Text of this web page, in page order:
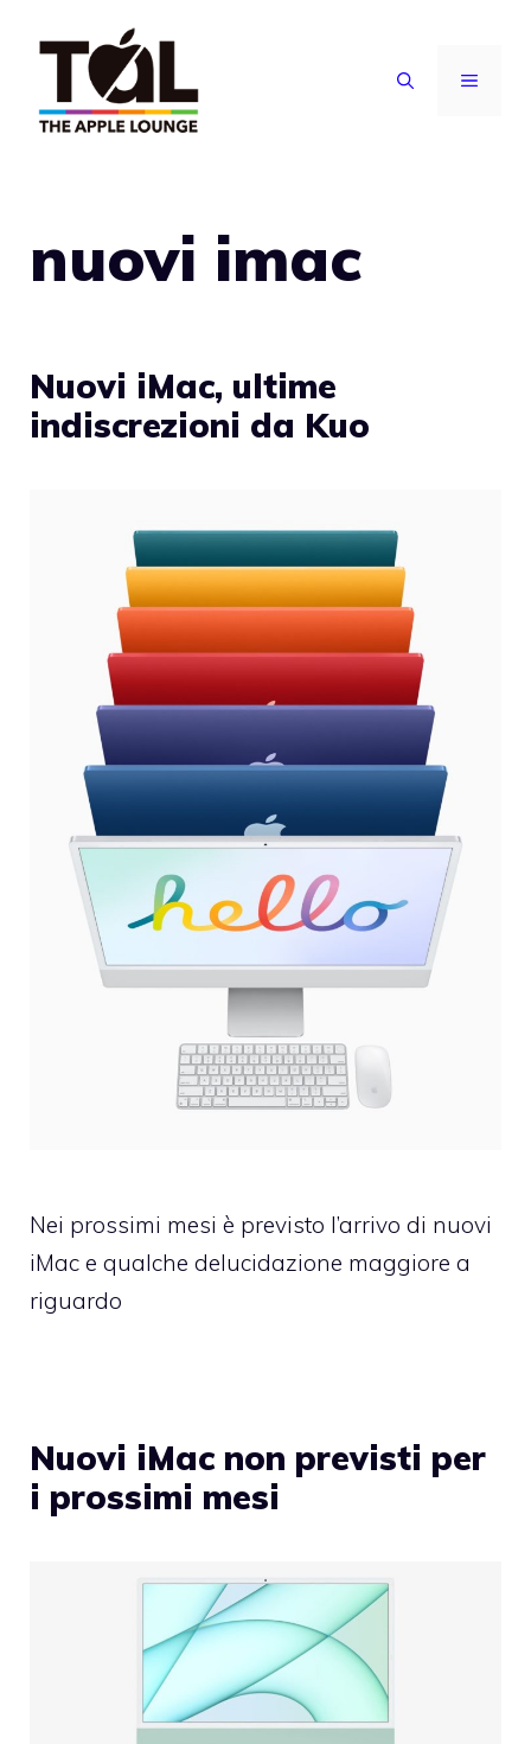
contenuto
MENU
nuovi imac
Nuovi iMac, ultime
indiscrezioni da Kuo
Nei prossimi mesi è previsto l’arrivo di nuovi
iMac e qualche delucidazione maggiore a
riguardo
Nuovi iMac non previsti per
i prossimi mesi